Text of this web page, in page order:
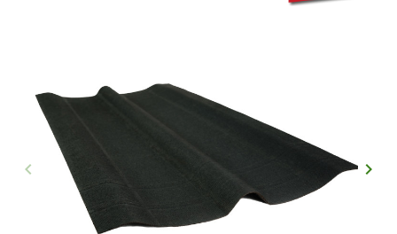
Précédent
keyboard_arrow_left keyboard_arrow_right